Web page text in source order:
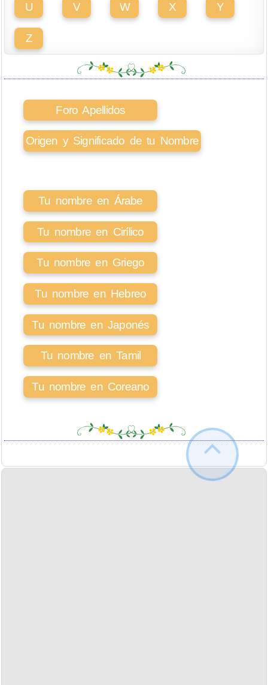
U V W X Y
Z
Foro Apellidos
Origen y Significado de tu Nombre
Tu nombre en Árabe
Tu nombre en Cirílico
Tu nombre en Griego
Tu nombre en Hebreo
Tu nombre en Japonés
Tu nombre en Tamil
Tu nombre en Coreano